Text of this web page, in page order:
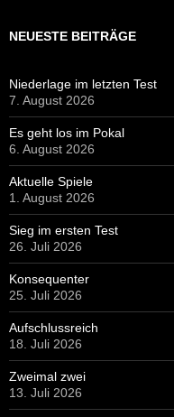
NEUESTE BEITRÄGE
Niederlage im letzten Test
7. August 2026
Es geht los im Pokal
6. August 2026
Aktuelle Spiele
1. August 2026
Sieg im ersten Test
26. Juli 2026
Konsequenter
25. Juli 2026
Aufschlussreich
18. Juli 2026
Zweimal zwei
13. Juli 2026